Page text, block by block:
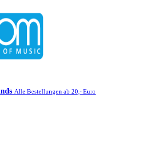
Alle Bestellungen ab 20,- Euro